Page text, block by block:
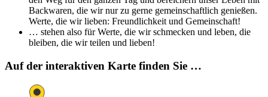
Backwaren, die wir nur zu gerne gemeinschaftlich genießen.
Werte, die wir lieben: Freundlichkeit und Gemeinschaft!
… stehen also für Werte, die wir schmecken und leben, die
bleiben, die wir teilen und lieben!
Auf der interaktiven Karte finden Sie …